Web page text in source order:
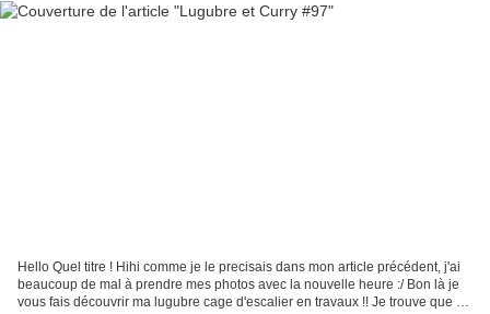
Hello Quel titre ! Hihi comme je le precisais dans mon article précédent, j'ai
beaucoup de mal à prendre mes photos avec la nouvelle heure :/ Bon là je
vous fais découvrir ma lugubre cage d'escalier en travaux !! Je trouve que ca